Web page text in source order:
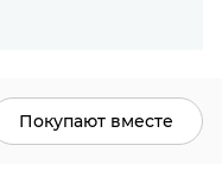
Покупают вместе